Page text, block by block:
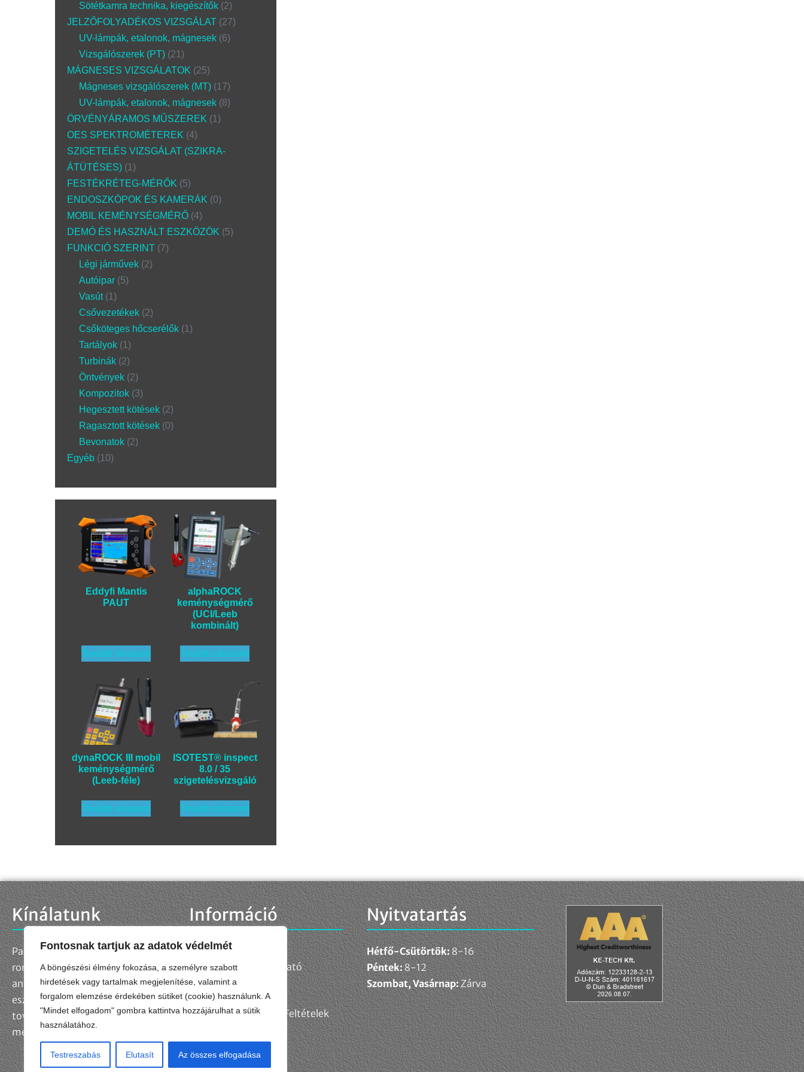
Fontosnak tartjuk az adatok védelmét
A böngészési élmény fokozása, a személyre szabott
hirdetések vagy tartalmak megjelenítése, valamint a
forgalom elemzése érdekében sütiket (cookie) használunk. A
"Mindet elfogadom" gombra kattintva hozzájárulhat a sütik
használatához.
Testreszabás Elutasít Az összes elfogadása
Sötétkamra technika, kiegészítők 2
JELZŐFOLYADÉKOS VIZSGÁLAT 27
UV-lámpák, etalonok, mágnesek 6
Vizsgálószerek (PT) 21
MÁGNESES VIZSGÁLATOK
25
Mágneses vizsgálószerek (MT) 17
UV-lámpák, etalonok, mágnesek 8
ÖRVÉNYÁRAMOS MŰSZEREK
1
OES SPEKTROMÉTEREK 4
SZIGETELÉS VIZSGÁLAT (SZIKRA-
ÁTÜTÉSES) 1
FESTÉKRÉTEG-MÉRŐK
5
ENDOSZKÓPOK ÉS KAMERÁK
0
MOBIL KEMÉNYSÉGMÉRŐ 4
DEMÓ ÉS HASZNÁLT ESZKÖZÖK
5
FUNKCIÓ SZERINT 7
Légi járművek 2
Autóipar 5
Vasút 1
Csővezetékek 2
Csőköteges hőcserélők 1
Tartályok 1
Turbinák 2
Öntvények 2
Kompozitok 3
Hegesztett kötések 2
Ragasztott kötések 0
Bevonatok 2
Egyéb 10
Eddyfi Mantis
PAUT
Tovább olvasom
alphaROCK
keménységmérő
(UCI/Leeb
kombinált)
Tovább olvasom
dynaROCK III mobil
keménységmérő
(Leeb-féle)
Tovább olvasom
ISOTEST® inspect
8.0 / 35
szigetelésvizsgáló
Tovább olvasom
Kínálatunk
Palettánkon megtalálja a
roncsolásmentes
anyagvizsgálatok szabványos
eszközeit és kellékanyagait,
továbbá egyedi műszaki
megoldásokat is fejlesztünk.
Információ
Kapcsolat
Adatkezelési tájékoztató
Adatkezelési kérelem
Impresszum
Általános Szerződési Feltételek
Nyitvatartás
Hétfő-Csütörtök:8-16
Péntek:8-12
Szombat, Vasárnap:Zárva